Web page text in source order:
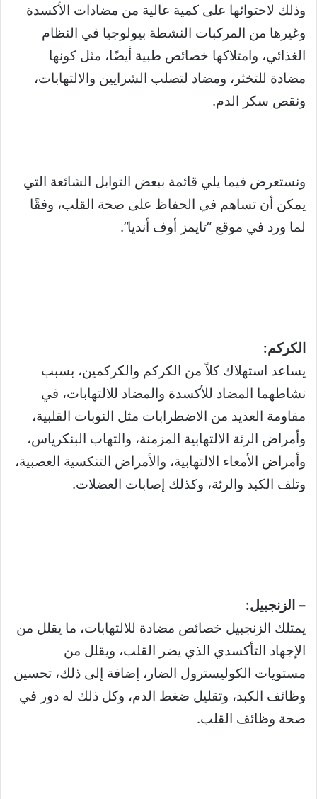
وذلك لاحتوائها على كمية عالية من مضادات الأكسدة
وغيرها من المركبات النشطة بيولوجيا في النظام
الغذائي، وامتلاكها خصائص طبية أيضًا، مثل كونها
مضادة للتخثر، ومضاد لتصلب الشرايين والالتهابات،
ونقص سكر الدم.
ونستعرض فيما يلي قائمة ببعض التوابل الشائعة التي
يمكن أن تساهم في الحفاظ على صحة القلب، وفقًا
لما ورد في موقع “تايمز أوف أنديا”.
الكركم:
يساعد استهلاك كلاً من الكركم والكركمين، بسبب
نشاطهما المضاد للأكسدة والمضاد للالتهابات، في
مقاومة العديد من الاضطرابات مثل النوبات القلبية،
وأمراض الرئة الالتهابية المزمنة، والتهاب البنكرياس،
وأمراض الأمعاء الالتهابية، والأمراض التنكسية العصبية،
وتلف الكبد والرئة، وكذلك إصابات العضلات.
– الزنجبيل:
يمتلك الزنجبيل خصائص مضادة للالتهابات، ما يقلل من
الإجهاد التأكسدي الذي يضر القلب، ويقلل من
مستويات الكوليسترول الضار، إضافة إلى ذلك، تحسين
وظائف الكبد، وتقليل ضغط الدم، وكل ذلك له دور في
صحة وظائف القلب.